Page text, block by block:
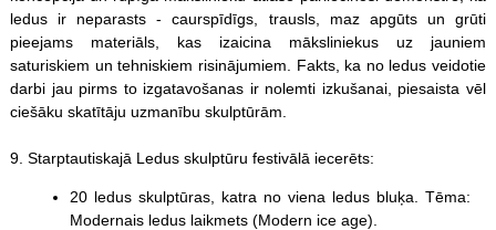
ledus ir neparasts - caurspīdīgs, trausls, maz apgūts un grūti
pieejams materiāls, kas izaicina māksliniekus uz jauniem
saturiskiem un tehniskiem risinājumiem. Fakts, ka no ledus veidotie
darbi jau pirms to izgatavošanas ir nolemti izkušanai, piesaista vēl
ciešāku skatītāju uzmanību skulptūrām.
9. Starptautiskajā Ledus skulptūru festivālā iecerēts:
20 ledus skulptūras, katra no viena ledus bluķa. Tēma:
Modernais ledus laikmets (Modern ice age).